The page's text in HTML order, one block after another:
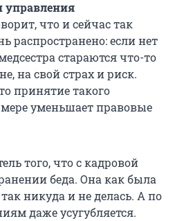
управления
что и сейчас так
распространено: если нет
стараются что-то
на свой страх и риск.
принятие такого
уменьшает правовые
того, что с кадровой
беда. Она как была
никуда и не делась. А по
даже усугубляется.